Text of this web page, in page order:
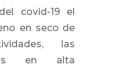
covid-19 el
en seco de
las
en alta